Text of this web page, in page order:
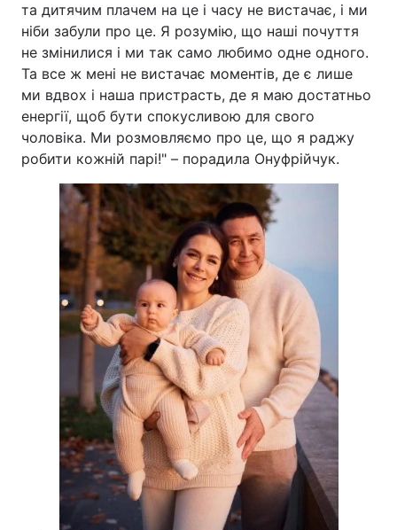
та дитячим плачем на це і часу не вистачає, і ми
ніби забули про це. Я розумію, що наші почуття
не змінилися і ми так само любимо одне одного.
Та все ж мені не вистачає моментів, де є лише
ми вдвох і наша пристрасть, де я маю достатньо
енергії, щоб бути спокусливою для свого
чоловіка. Ми розмовляємо про це, що я раджу
робити кожній парі!" – порадила Онуфрійчук.